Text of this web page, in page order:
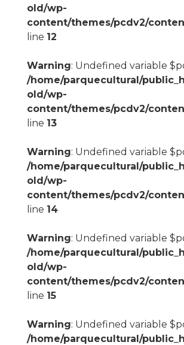
old/wp-
content/themes/pcdv2/
line 12
Warning: Undefined variable
/home/parquecultural/
old/wp-
content/themes/pcdv2/
line 13
Warning: Undefined variable
/home/parquecultural/
old/wp-
content/themes/pcdv2/
line 14
Warning: Undefined variable
/home/parquecultural/
old/wp-
content/themes/pcdv2/
line 15
Warning: Undefined variable
/home/parquecultural/